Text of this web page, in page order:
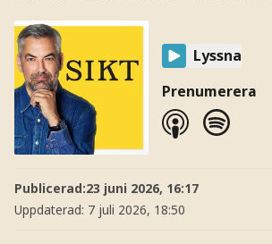
Lyssna
Prenumerera
Publicerad:23 juni 2026, 16:17
Uppdaterad: 7 juli 2026, 18:50